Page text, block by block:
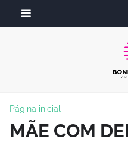
Página inicial
MÃE COM